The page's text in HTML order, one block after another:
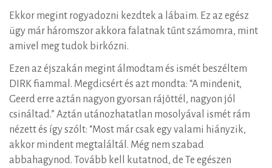
Ekkor megint rogyadozni kezdtek a lábaim. Ez az egész
ügy már háromszor akkora falatnak tűnt számomra, mint
amivel meg tudok birkózni.
Ezen az éjszakán megint álmodtam és ismét beszéltem
DIRK fiammal. Megdicsért és azt mondta: “A mindenit,
Geerd erre aztán nagyon gyorsan rájöttél, nagyon jól
csináltad.” Aztán utánozhatatlan mosolyával ismét rám
nézett és így szólt: “Most már csak egy valami hiányzik,
akkor mindent megtaláltál. Még nem szabad
abbahagynod. Tovább kell kutatnod, de Te egészen